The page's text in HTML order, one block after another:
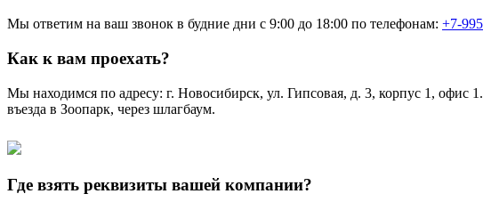
Мы ответим на ваш звонок в будние дни с 9:00 до 18:00 по телефонам: +7-
Как к вам проехать?
Мы находимся по адресу: г. Новосибирск, ул. Гипсовая, д. 3, корпус 1,
въезда в Зоопарк, через шлагбаум.
Где взять реквизиты вашей компании?